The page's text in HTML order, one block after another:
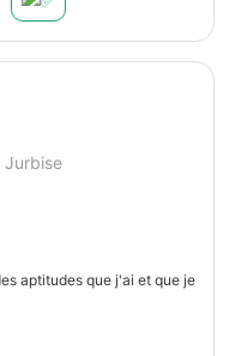
Jurbise
aptitudes que j'ai et que je